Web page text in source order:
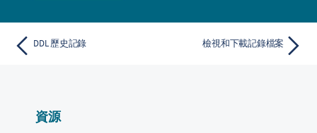
DDL 歷史記錄 檢視和下載記錄檔案
資源